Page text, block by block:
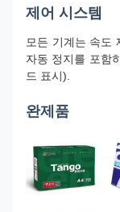
제어 시스템
모든 기계는 속도
자동 정지를 포함
드 표시).
완제품